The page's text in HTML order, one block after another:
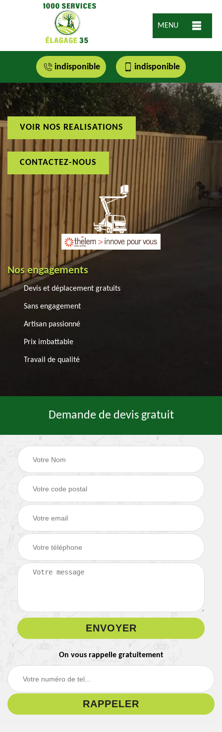
MENU
indisponible indisponible
VOIR NOS REALISATIONS
CONTACTEZ-NOUS
Nos engagements
Devis et déplacement gratuits
Sans engagement
Artisan passionné
Prix imbattable
Travail de qualité
Demande de devis gratuit
On vous rappelle gratuitement